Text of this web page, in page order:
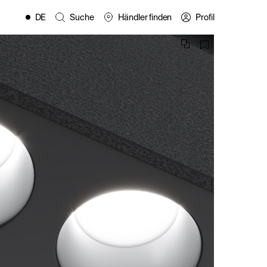
EN
FR
ES
IT
PL
DE Suche Händler finden Profil